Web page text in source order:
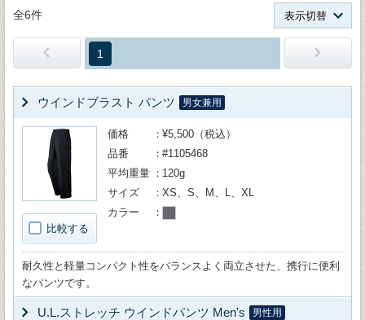
全6件 表示切替
1
ウインドブラスト パンツ 男女兼用
比較する
価格
¥5,500（税込）
品番
#1105468
平均重量
120g
サイズ
XS、S、M、L、XL
カラー
耐久性と軽量コンパクト性をバランスよく両立させた、携行に便利
なパンツです。
U.L.ストレッチ ウインドパンツ Men's 男性用